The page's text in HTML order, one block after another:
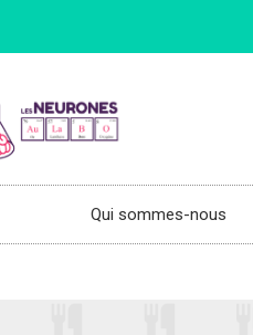
Qui sommes-nous